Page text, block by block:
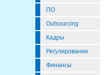
ПО
Outsourcing
Кадры
Регулирование
Финансы